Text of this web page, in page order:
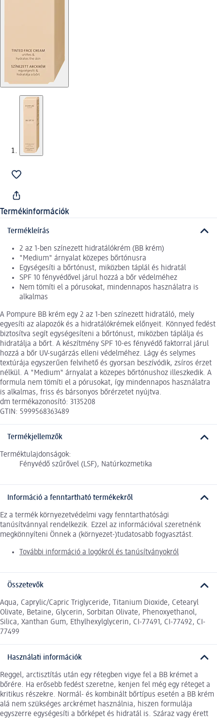
Termékinformációk
Termékleírás
2 az 1-ben színezett hidratálókrém (BB krém)
"Medium" árnyalat közepes bőrtónusra
Egységesíti a bőrtónust, miközben táplál és hidratál
SPF 10 fényvédővel járul hozzá a bőr védelméhez
Nem tömíti el a pórusokat, mindennapos használatra is
alkalmas
A Pompure BB krém egy 2 az 1-ben színezett hidratáló, mely
egyesíti az alapozók és a hidratálókrémek előnyeit. Könnyed fedést
biztosítva segít egységesíteni a bőrtónust, miközben táplálja és
hidratálja a bőrt. A készítmény SPF 10-es fényvédő faktorral járul
hozzá a bőr UV-sugárzás elleni védelméhez. Lágy és selymes
textúrája egyszerűen felvihető és gyorsan beszívódik, zsíros érzet
nélkül. A "Medium" árnyalat a közepes bőrtónushoz illeszkedik. A
formula nem tömíti el a pórusokat, így mindennapos használatra
is alkalmas, friss és bársonyos bőrérzetet nyújtva.
dm termékazonosító: 3135208
GTIN: 5999568363489
Termékjellemzők
Terméktulajdonságok:
Fényvédő szűrővel (LSF), Natúrkozmetika
Információ a fenntartható termékekről
Ez a termék környezetvédelmi vagy fenntarthatósági
tanúsítvánnyal rendelkezik. Ezzel az információval szeretnénk
megkönnyíteni Önnek a (környezet-)tudatosabb fogyasztást.
További információ a logókról és tanúsítványokról
Összetevők
Aqua, Caprylic/Capric Triglyceride, Titanium Dioxide, Cetearyl
Olivate, Betaine, Glycerin, Sorbitan Olivate, Phenoxyethanol,
Silica, Xanthan Gum, Ethylhexylglycerin, CI-77491, CI-77492, CI-
77499
Használati információk
Reggel, arctisztítás után egy rétegben vigye fel a BB krémet a
bőrére. Ha erősebb fedést szeretne, kenjen fel még egy réteget a
kritikus részekre. Normál- és kombinált bőrtípus esetén a BB krém
alá nem szükséges arckrémet használnia, hiszen formulája
egyszerre egységesíti a bőrképet és hidratál is. Száraz vagy érett